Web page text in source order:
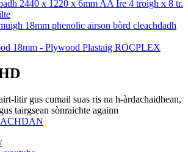
litir gus cumail suas ris na h-àrdachaidhean,
tairgsean sònraichte againn